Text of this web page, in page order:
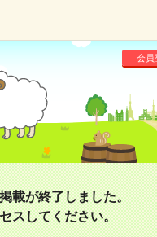
会員
載が終了しました。
スしてください。